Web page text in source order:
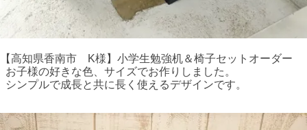
【高知県香南市 K様】小学生勉強机＆椅子セットオーダー
お子様の好きな色、サイズでお作りしました。
シンプルで成長と共に長く使えるデザインです。